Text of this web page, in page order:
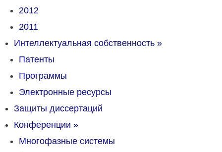
2012
2011
Интеллектуальная собственность »
Патенты
Программы
Электронные ресурсы
Защиты диссертаций
Конференции »
Многофазные системы